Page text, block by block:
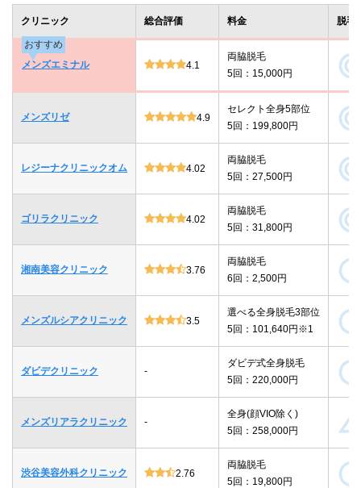
クリニック 総合評価 料金 脱毛
おすすめ
メンズエミナル
4.1
両脇脱毛
5回：15,000円
メンズリゼ 4.9
セレクト全身5部位
5回：199,800円
レジーナクリニックオム 4.02
両脇脱毛
5回：27,500円
ゴリラクリニック 4.02
両脇脱毛
5回：31,800円
湘南美容クリニック 3.76
両脇脱毛
6回：2,500円
メンズルシアクリニック 3.5
選べる全身脱毛3部位
5回：101,640円※1
ダビデクリニック -
ダビデ式全身脱毛
5回：220,000円
メンズリアラクリニック -
全身(顔VIO除く)
5回：258,000円
渋谷美容外科クリニック 2.76
両脇脱毛
5回：19,800円